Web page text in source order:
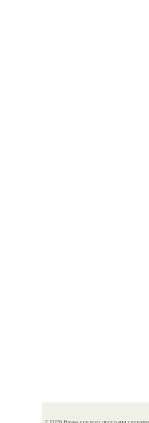
© 2026 Наука для всех простыми словами